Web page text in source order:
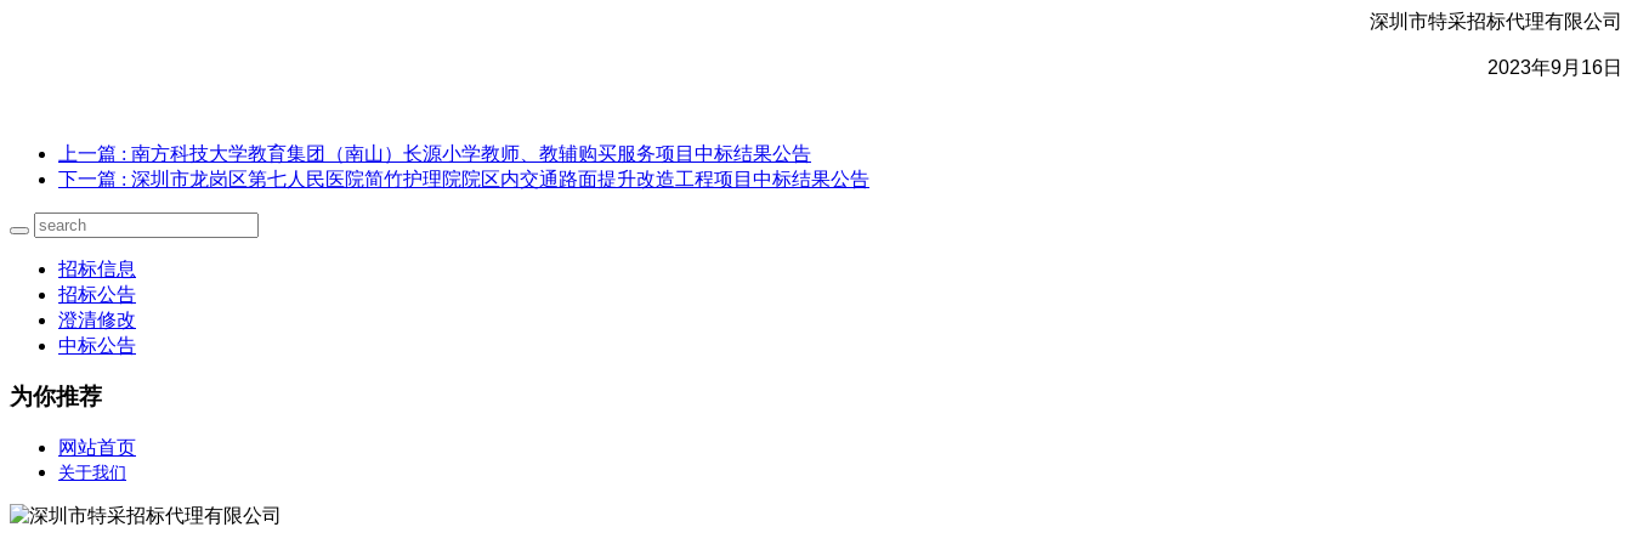
深圳市特采招标代理有限公司
2023年9月 16日
上一篇 : 南方科技大学教育集团（南山）长源小学教师、教辅购买服务项目中标结果公告
下一篇 : 深圳市龙岗区第七人民医院简竹护理院院区内交通路面提升改造工程项目中标结果公告
招标信息
招标公告
澄清修改
中标公告
为你推荐
网站首页
关于我们